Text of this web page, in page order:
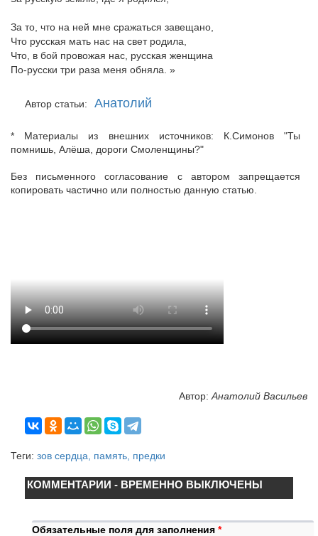
За то, что на ней мне сражаться завещано,
Что русская мать нас на свет родила,
Что, в бой провожая нас, русская женщина
По-русски три раза меня обняла. »
Автор статьи: Анатолий
* Материалы из внешних источников: К.Симонов "Ты
помнишь, Алёша, дороги Смоленщины?"
Без письменного согласование с автором запрещается
копировать частично или полностью данную статью.
Автор: Анатолий Васильев
Теги: зов сердца, память, предки
КОММЕНТАРИИ - ВРЕМЕННО ВЫКЛЮЧЕНЫ
Обязательные поля для заполнения *